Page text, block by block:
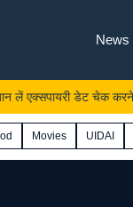
News
डेट चेक करने का ये
Movies UIDAI